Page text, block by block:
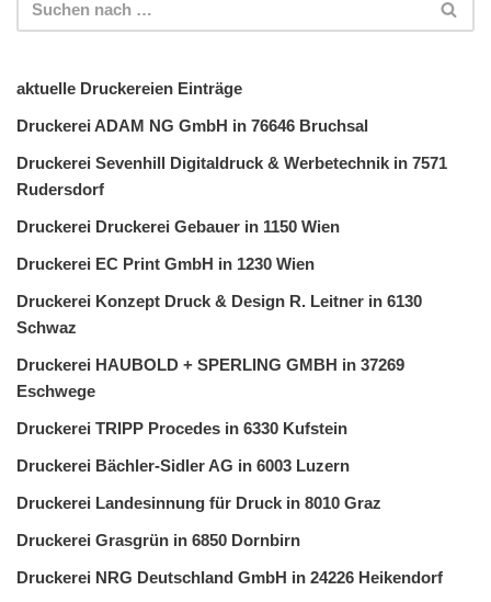
aktuelle Druckereien Einträge
Druckerei ADAM NG GmbH in 76646 Bruchsal
Druckerei Sevenhill Digitaldruck & Werbetechnik in 7571
Rudersdorf
Druckerei Druckerei Gebauer in 1150 Wien
Druckerei EC Print GmbH in 1230 Wien
Druckerei Konzept Druck & Design R. Leitner in 6130
Schwaz
Druckerei HAUBOLD + SPERLING GMBH in 37269
Eschwege
Druckerei TRIPP Procedes in 6330 Kufstein
Druckerei Bächler-Sidler AG in 6003 Luzern
Druckerei Landesinnung für Druck in 8010 Graz
Druckerei Grasgrün in 6850 Dornbirn
Druckerei NRG Deutschland GmbH in 24226 Heikendorf